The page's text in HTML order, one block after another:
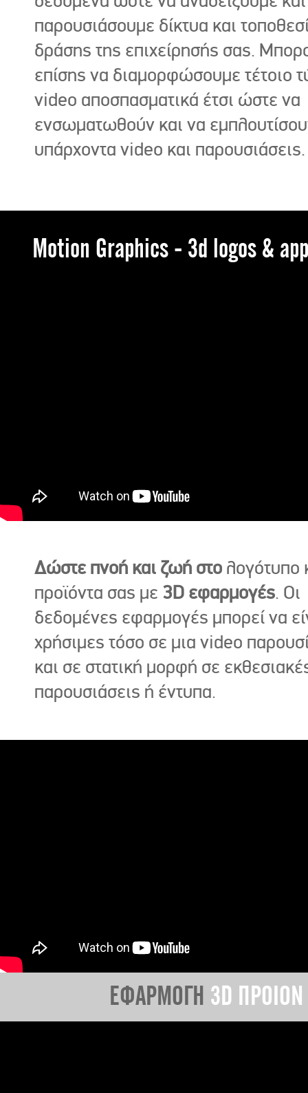
παρουσιάσουμε δίκτυα και
δράσης της επιχείρησής σας.
επίσης να διαμορφώσουμε τέτοιο
video αποσπασματικά έτσι ώστε να
ενσωματωθούν και να
υπάρχοντα video και παρουσιάσεις.
Motion Graphics - 3d logos &
Δώστε πνοή και ζωή στο λογότυπο
προϊόντα σας με 3D εφαρμογές. Οι
δεδομένες εφαρμογές μπορεί να
χρήσιμες τόσο σε μια video
και σε στατική μορφή σε
παρουσιάσεις ή έντυπα.
ΕΦΑΡΜΟΓΗ 3D ΠΡΟΙΟΝ